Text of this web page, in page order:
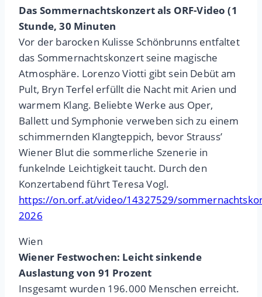
Das Sommernachtskonzert als ORF-Video (1
Stunde, 30 Minuten
Vor der barocken Kulisse Schönbrunns entfaltet
das Sommernachtskonzert seine magische
Atmosphäre. Lorenzo Viotti gibt sein Debüt am
Pult, Bryn Terfel erfüllt die Nacht mit Arien und
warmem Klang. Beliebte Werke aus Oper,
Ballett und Symphonie verweben sich zu einem
schimmernden Klangteppich, bevor Strauss’
Wiener Blut die sommerliche Szenerie in
funkelnde Leichtigkeit taucht. Durch den
Konzertabend führt Teresa Vogl.
https://on.orf.at/video/14327529/
2026
Wien
Wiener Festwochen: Leicht sinkende
Auslastung von 91 Prozent
Insgesamt wurden 196.000 Menschen erreicht.